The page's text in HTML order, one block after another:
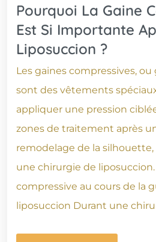
Pourquoi La Gaine
Est Si Importante
Liposuccion ?
Les gaines compressives,
sont des vêtements
appliquer une pression
zones de traitement après
remodelage de la
une chirurgie de
compressive au cours de la
liposuccion Durant une